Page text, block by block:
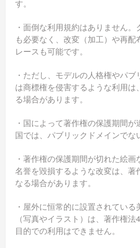
す。
・面倒な利用規約はありません
も必要なく、改変（加工）や再配
レースも可能です。
・ただし、モデルの人格権やパ
は商標権を侵害するような利用は
る場合があります。
・国によって著作権の保護期間
国では、パブリックドメインでな
・著作権の保護期間が切れた絵
名誉を毀損するような改変は、著
なる場合があります。
・屋外に恒常的に設置されてい
（写真やイラスト）は、著作権
目的での利用はできません。